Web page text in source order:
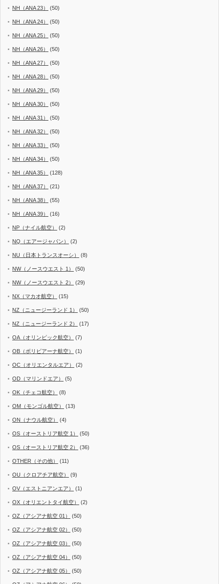
NH（ANA 23） (50)
NH（ANA 24） (50)
NH（ANA 25） (50)
NH（ANA 26） (50)
NH（ANA 27） (50)
NH（ANA 28） (50)
NH（ANA 29） (50)
NH（ANA 30） (50)
NH（ANA 31） (50)
NH（ANA 32） (50)
NH（ANA 33） (50)
NH（ANA 34） (50)
NH（ANA 35） (128)
NH（ANA 37） (21)
NH（ANA 38） (55)
NH（ANA 39） (16)
NP（ナイル航空） (2)
NQ（エアージャパン） (2)
NU（日本トランスオーシ） (8)
NW（ノースウエスト 1） (50)
NW（ノースウエスト 2） (29)
NX（マカオ航空） (15)
NZ（ニュージーランド 1） (50)
NZ（ニュージーランド 2） (17)
OA（オリンピック航空） (7)
OB（ボリビアーナ航空） (1)
OC（オリエンタルエア） (2)
OD（マリンドエア） (5)
OK（チェコ航空） (8)
OM（モンゴル航空） (13)
ON（ナウル航空） (4)
OS（オーストリア航空 1） (50)
OS（オーストリア航空 2） (36)
OTHER（その他） (11)
OU（クロアチア航空） (9)
OV（エストニアンエア） (1)
OX（オリエントタイ航空） (2)
OZ（アシアナ航空 01） (50)
OZ（アシアナ航空 02） (50)
OZ（アシアナ航空 03） (50)
OZ（アシアナ航空 04） (50)
OZ（アシアナ航空 05） (50)